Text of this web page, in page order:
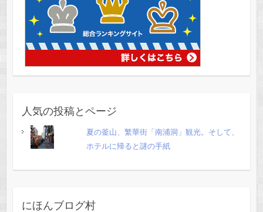
人気の投稿とページ
夏の釜山、繁華街「南浦洞」観光。そして、
ホテルに帰ると謎の手紙
にほんブログ村